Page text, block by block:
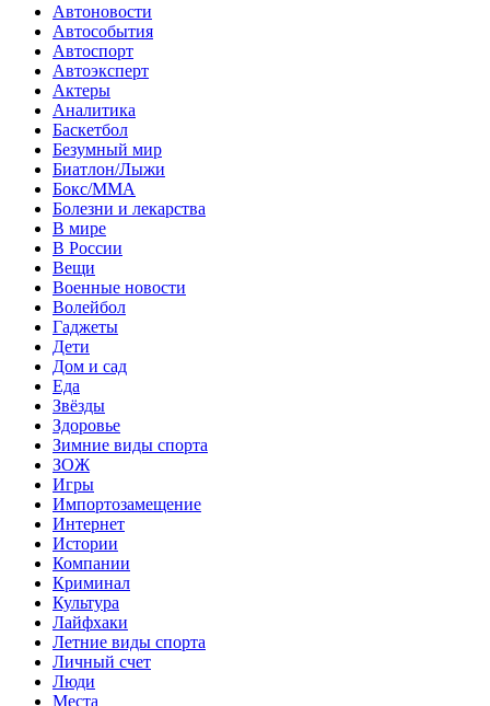
Автоновости
Автособытия
Автоспорт
Автоэксперт
Актеры
Аналитика
Баскетбол
Безумный мир
Биатлон/Лыжи
Бокс/MMA
Болезни и лекарства
В мире
В России
Вещи
Военные новости
Волейбол
Гаджеты
Дети
Дом и сад
Еда
Звёзды
Здоровье
Зимние виды спорта
ЗОЖ
Игры
Импортозамещение
Интернет
Истории
Компании
Криминал
Культура
Лайфхаки
Летние виды спорта
Личный счет
Люди
Места